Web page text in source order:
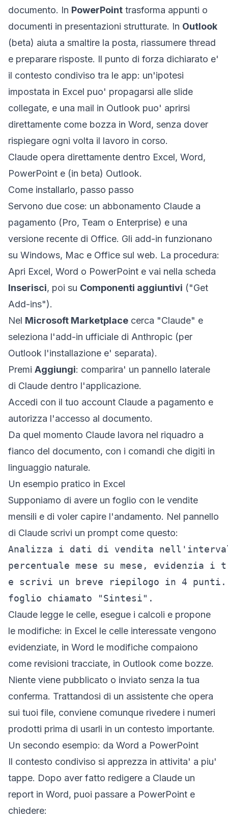
documento. In PowerPoint trasforma appunti o
documenti in presentazioni strutturate. In Outlook
(beta) aiuta a smaltire la posta, riassumere thread
e preparare risposte. Il punto di forza dichiarato e'
il contesto condiviso tra le app: un'ipotesi
impostata in Excel puo' propagarsi alle slide
collegate, e una mail in Outlook puo' aprirsi
direttamente come bozza in Word, senza dover
rispiegare ogni volta il lavoro in corso.
Claude opera direttamente dentro Excel, Word,
PowerPoint e (in beta) Outlook.
Come installarlo, passo passo
Servono due cose: un abbonamento Claude a
pagamento (Pro, Team o Enterprise) e una
versione recente di Office. Gli add-in funzionano
su Windows, Mac e Office sul web. La procedura:
Apri Excel, Word o PowerPoint e vai nella scheda
Inserisci, poi su Componenti aggiuntivi ("Get
Add-ins").
Nel Microsoft Marketplace cerca "Claude" e
seleziona l'add-in ufficiale di Anthropic (per
Outlook l'installazione e' separata).
Premi Aggiungi: comparira' un pannello laterale
di Claude dentro l'applicazione.
Accedi con il tuo account Claude a pagamento e
autorizza l'accesso al documento.
Da quel momento Claude lavora nel riquadro a
fianco del documento, con i comandi che digiti in
linguaggio naturale.
Un esempio pratico in Excel
Supponiamo di avere un foglio con le vendite
mensili e di voler capire l'andamento. Nel pannello
di Claude scrivi un prompt come questo:
Analizza i dati di vendita
percentuale mese su mese,
e scrivi un breve riepilogo in 4
foglio chiamato "Sintesi".
Claude legge le celle, esegue i calcoli e propone
le modifiche: in Excel le celle interessate vengono
evidenziate, in Word le modifiche compaiono
come revisioni tracciate, in Outlook come bozze.
Niente viene pubblicato o inviato senza la tua
conferma. Trattandosi di un assistente che opera
sui tuoi file, conviene comunque rivedere i numeri
prodotti prima di usarli in un contesto importante.
Un secondo esempio: da Word a PowerPoint
Il contesto condiviso si apprezza in attivita' a piu'
tappe. Dopo aver fatto redigere a Claude un
report in Word, puoi passare a PowerPoint e
chiedere: